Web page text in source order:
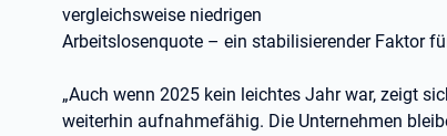
vergleichsweise niedrigen
Arbeitslosenquote – ein stabilisierender Faktor
„Auch wenn 2025 kein leichtes Jahr war, zeigt
weiterhin aufnahmefähig. Die Unternehmen